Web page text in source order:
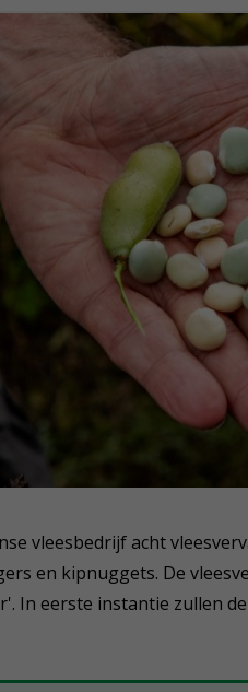
vleesbedrijf acht
en kipnuggets. De
In eerste instantie zullen